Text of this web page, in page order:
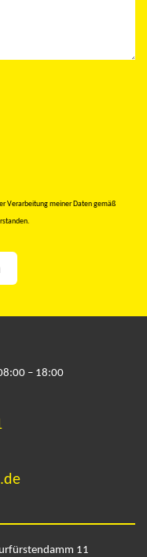
Verarbeitung meiner Daten gemäß
– 18:00
11